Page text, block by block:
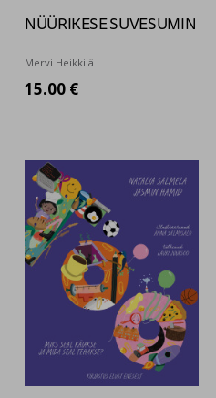
NÜÜRIKESE SUVESUMIN
Mervi Heikkilä
15.00 €